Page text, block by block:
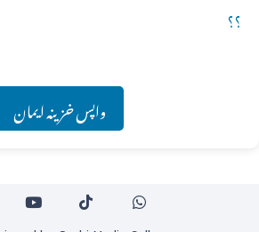
؟؟
واپس خزینہ ایمان